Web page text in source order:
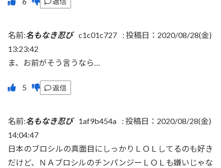
名前:名もなき忍び c1c01c727 : 投稿日：2020/08/28(金)
13:23:42
ま、お前がそう言うなら…
返信
名前:名もなき忍び 1af9b454a : 投稿日：2020/08/28(金)
14:04:47
日本のブロシルの真面目にしっかりＬＯＬしてるのも好き
だけど、ＮＡブロシルのチンパンジーＬＯＬも嫌いじゃな